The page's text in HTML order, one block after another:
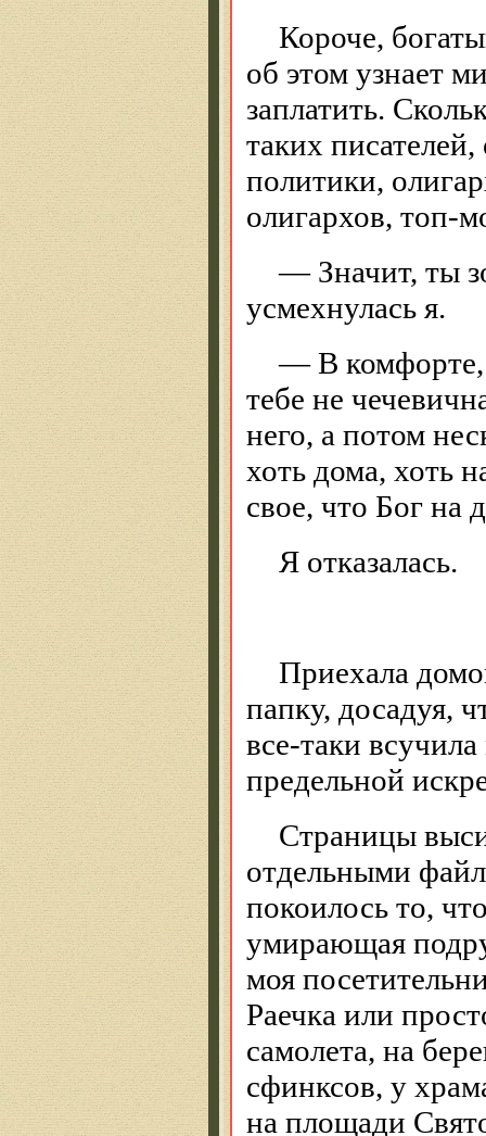
Короче,
об этом узнает
заплатить.
таких
политики,
олигархов, топ-
— Значит, ты
усмехнулась я.
— В комфорте,
тебе не
него, а потом
хоть дома, хоть
свое, что Бог на
Я отказалась.
Приехала
папку, досадуя,
все-таки
предельной
Страницы
отдельными
покоилось то,
умирающая
моя
Раечка или
самолета, на
сфинксов, у
на площади